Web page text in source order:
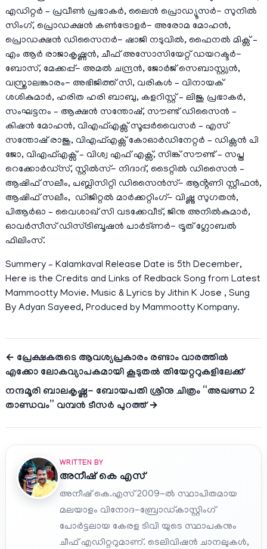
എഡിറ്റർ – പ്രവീൺ പ്രഭാകർ, ലൈൻ പ്രൊഡ്യൂസർ- സുനിൽ
സിംഗ്, പ്രൊഡക്ഷൻ കൺട്രോളർ- അരോമ മോഹൻ,
പ്രൊഡക്ഷൻ ഡിസൈനർ- ഷാജി നടുവിൽ, ഫൈനൽ മിക്സ് –
എം ആർ രാജാകൃഷ്ണൻ, ചീഫ് അസോസിയേറ്റ് ഡയറക്ടർ-
ബോസ്, മേക്കപ്പ്- അമൽ ചന്ദ്രൻ, ജോർജ് സെബാസ്റ്റ്യൻ,
വസ്ത്രാലങ്കാരം- അഭിജിത്ത് സി, വരികൾ – വിനായക്
ശശികുമാർ, ഹരിത ഹരി ബാബു, കളറിസ്റ്റ് – ലിജു പ്രഭാകർ,
സംഘട്ടനം – ആക്ഷൻ സന്തോഷ്, സൗണ്ട് ഡിസൈൻ –
കിഷൻ മോഹൻ, വിഎഫ്എക്സ് സൂപ്പർവൈസർ – എസ്
സന്തോഷ് രാജു, വിഎഫ്എക്സ് കോഓർഡിനേറ്റർ – ഡിക്സൻ പി
ജോ, വിഎഫ്എക്സ് – വിശ്വ എഫ് എക്സ്, സിങ്ക് സൗണ്ട് – സപ്ത
റെക്കോർഡ്സ്, സ്റ്റിൽസ്- നിദാദ്, ടൈറ്റിൽ ഡിസൈൻ –
ആഷിഫ് സലീം, പബ്ലിസിറ്റി ഡിസൈൻസ്- ആൻ്റണി സ്റ്റീഫൻ,
ആഷിഫ് സലീം, ഡിജിറ്റൽ മാർക്കറ്റിംഗ്- വിഷ്ണു സുഗതൻ,
പിആർഓ – വൈശാഖ് സി വടക്കേവീട്, ജിനു അനിൽകുമാർ,
ഓവർസീസ് ഡിസ്ട്രിബൂഷൻ പാർട്ണർ- ട്രൂത് ഗ്ലോബൽ
ഫിലിംസ്.
Summery – Kalamkaval Release Date is 5th December,
Here is the Credits and Links of Redback Song from Latest
Mammootty Movie. Music & Lyrics by Jithin K Jose , Sung
By Adyan Sayeed, Produced by Mammootty Kompany.
← പ്രേക്ഷകരുടെ ആവശ്യപ്രകാരം രണ്ടാം വാരത്തിൽ
എക്കോ ലോകവ്യാപകമായി കൂടുതൽ തിയേറ്ററുകളിലേക്ക്
നന്ദമൂരി ബാലകൃഷ്ണ- ബോയപതി ശ്രീനു ചിത്രം “അഖണ്ഡ 2
താണ്ഡവം” വമ്പൻ ടീസർ പുറത്ത് →
WRITTEN BY
അനീഷ്‌ കെ എസ്
അനീഷ് കെ.എസ് 2009-ൽ സ്ഥാപിതമായ
മലയാളം വിനോദ-ബ്രോഡ്കാസ്റ്റിംഗ്
പോർട്ടലായ കേരള ടിവി യുടെ സ്ഥാപകനും
ചീഫ് എഡിറ്ററുമാണ്. ടെലിവിഷൻ ചാനലുകൾ,